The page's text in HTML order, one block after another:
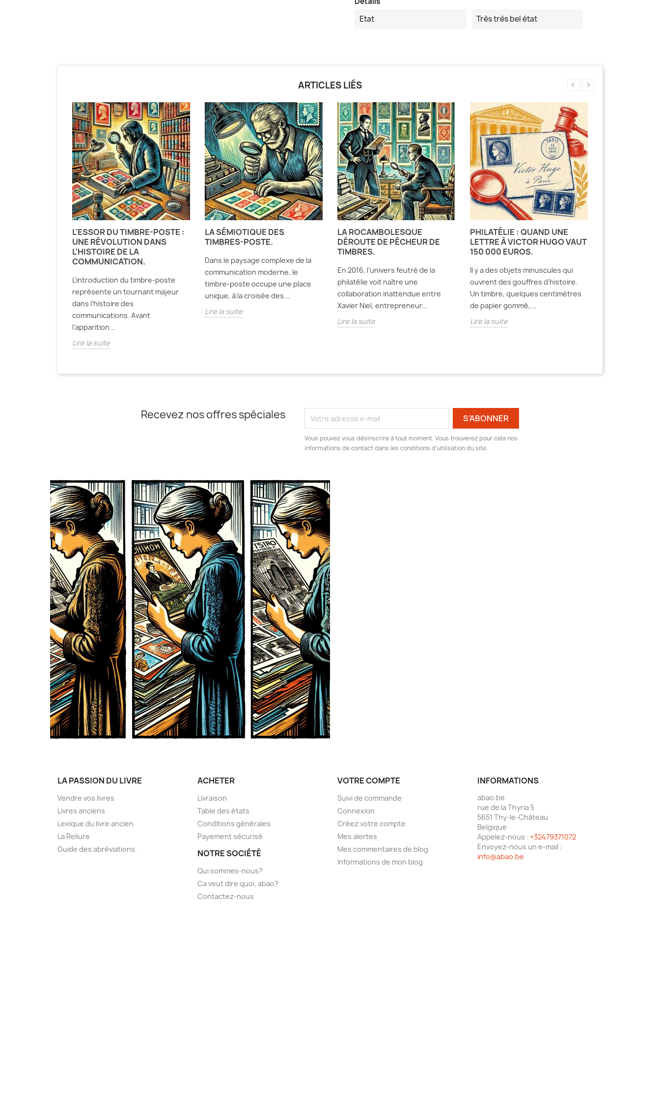
Etat
Très très bel état
ARTICLES LIÉS
L'ESSOR DU TIMBRE-POSTE :
UNE RÉVOLUTION DANS
L'HISTOIRE DE LA
COMMUNICATION.
L’introduction du timbre-poste
représente un tournant majeur
dans l’histoire des
communications. Avant
l’apparition...
Lire la suite
LA SÉMIOTIQUE DES
TIMBRES-POSTE.
Dans le paysage complexe de la
communication moderne, le
timbre-poste occupe une place
unique, à la croisée des...
Lire la suite
LA ROCAMBOLESQUE
DÉROUTE DE PÊCHEUR DE
TIMBRES.
En 2016, l’univers feutré de la
philatélie voit naître une
collaboration inattendue entre
Xavier Niel, entrepreneur...
Lire la suite
PHILATÉLIE : QUAND UNE
LETTRE À VICTOR HUGO VAUT
150 000 EUROS.
Il y a des objets minuscules qui
ouvrent des gouffres d’histoire.
Un timbre, quelques centimètres
de papier gommé,...
Lire la suite
Recevez nos offres spéciales
Vous pouvez vous désinscrire à tout moment. Vous trouverez pour cela nos
informations de contact dans les conditions d'utilisation du site.
LA PASSION DU LIVRE
Vendre vos livres
Livres anciens
Lexique du livre ancien
La Reliure
Guide des abréviations.
ACHETER
Livraison
Table des états
Conditions générales
Payement sécurisé
NOTRE SOCIÉTÉ
Qui sommes-nous?
Ca veut dire quoi, abao?
Contactez-nous
VOTRE COMPTE
Suivi de commande
Connexion
Créez votre compte
Mes alertes
Mes commentaires de blog
Informations de mon blog
INFORMATIONS
abao.be
rue de la Thyria 5
5651 Thy-le-Château
Belgique
Appelez-nous : +32479371072
Envoyez-nous un e-mail :
info@abao.be